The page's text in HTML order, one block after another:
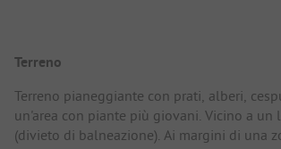
Terreno
Terreno pianeggiante con prati, alberi,
un'area con piante più giovani. Vicino a un
(divieto di balneazione). Ai margini di una